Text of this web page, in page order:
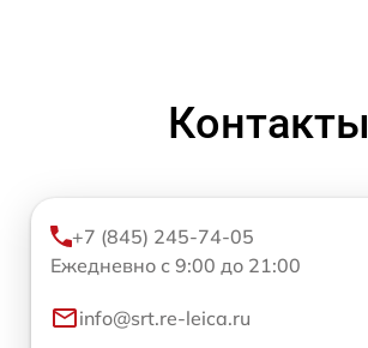
Контакты
+7 (845) 245-74-05
Ежедневно с 9:00 до 21:00
info@srt.re-leica.ru